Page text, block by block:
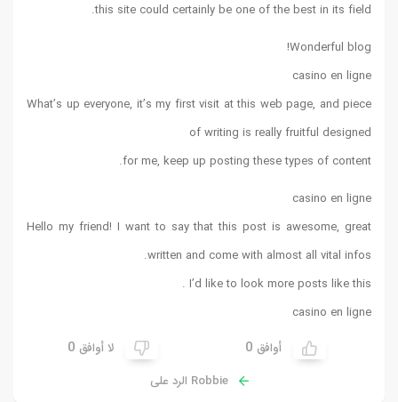
this site could certainly be one of the best in its field.
Wonderful blog!
casino en ligne
What’s up everyone, it’s my first visit at this web page, and piece
of writing is really fruitful designed
for me, keep up posting these types of content.
casino en ligne
Hello my friend! I want to say that this post is awesome, great
written and come with almost all vital infos.
I’d like to look more posts like this .
casino en ligne
أوافق 0 لا أوافق 0
Robbie الرد على